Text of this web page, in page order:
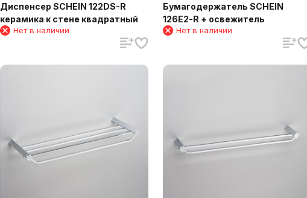
Диспенсер SCHEIN 122DS-R
керамика к стене квадратный
Нет в наличии
Бумагодержатель SCHEIN
126E2-R + освежитель
Нет в наличии